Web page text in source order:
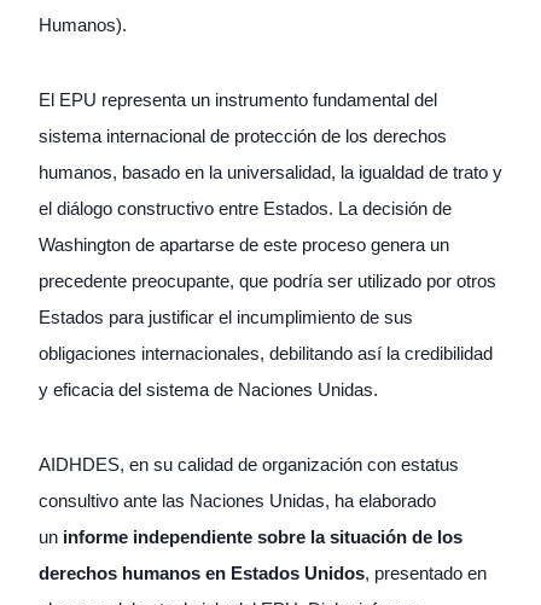
Humanos).
El EPU representa un instrumento fundamental del
sistema internacional de protección de los derechos
humanos, basado en la universalidad, la igualdad de trato y
el diálogo constructivo entre Estados. La decisión de
Washington de apartarse de este proceso genera un
precedente preocupante, que podría ser utilizado por otros
Estados para justificar el incumplimiento de sus
obligaciones internacionales, debilitando así la credibilidad
y eficacia del sistema de Naciones Unidas.
AIDHDES, en su calidad de organización con estatus
consultivo ante las Naciones Unidas, ha elaborado
un informe independiente sobre la situación de los
derechos humanos en Estados Unidos, presentado en